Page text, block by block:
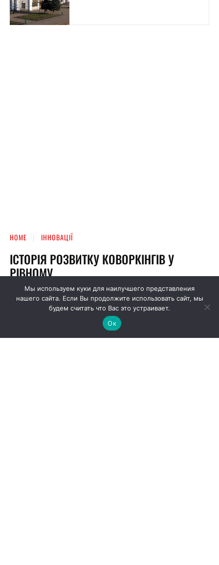
Мы используем куки для наилучшего представления
нашего сайта. Если Вы продолжите использовать сайт, мы
будем считать что Вас это устраивает.
Ок